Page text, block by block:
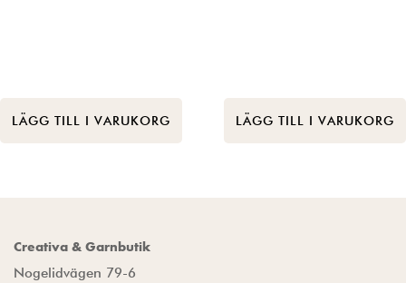
LÄGG TILL I VARUKORG LÄGG TILL I VARUKORG
Creativa & Garnbutik
Nogelidvägen 79-6